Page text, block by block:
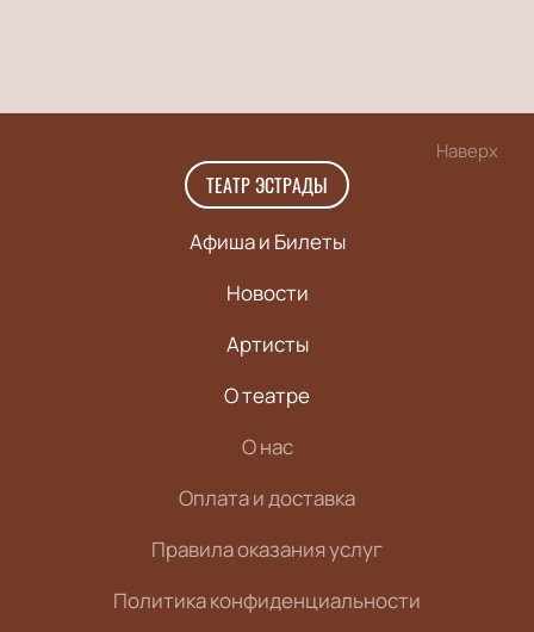
Наверх
ТЕАТР ЭСТРАДЫ
Афиша и Билеты
Новости
Артисты
О театре
О нас
Оплата и доставка
Правила оказания услуг
Политика конфиденциальности